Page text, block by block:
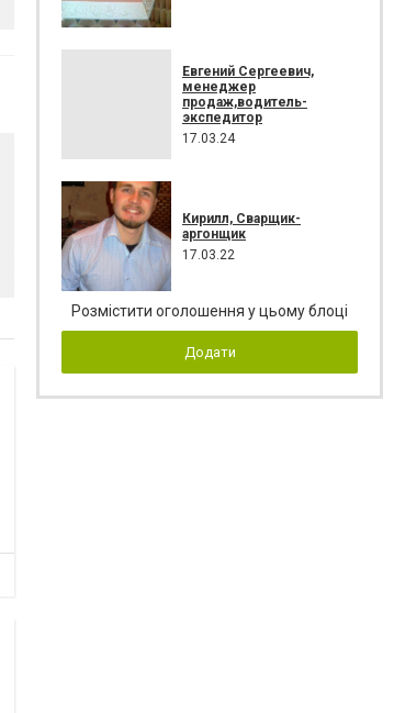
Евгений Сергеевич,
менеджер
продаж,водитель-
экспедитор
17.03.24
Кирилл, Сварщик-
аргонщик
17.03.22
Розмістити оголошення у цьому блоці
Додати